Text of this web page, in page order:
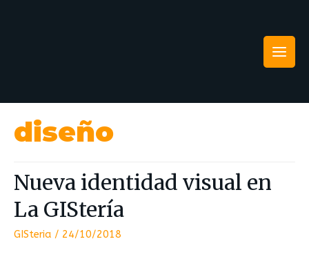
diseño
Nueva identidad visual en
La GIStería
GISteria / 24/10/2018